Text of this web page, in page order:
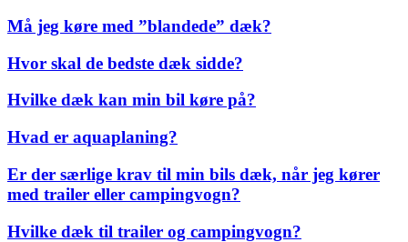
Må jeg køre med ”blandede” dæk?
Hvor skal de bedste dæk sidde?
Hvilke dæk kan min bil køre på?
Hvad er aquaplaning?
Er der særlige krav til min bils dæk, når jeg kører
med trailer eller campingvogn?
Hvilke dæk til trailer og campingvogn?